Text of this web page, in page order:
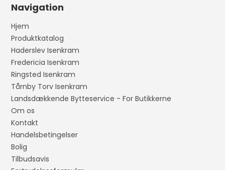
Navigation
Hjem
Produktkatalog
Haderslev Isenkram
Fredericia Isenkram
Ringsted Isenkram
Tårnby Torv Isenkram
Landsdækkende Bytteservice - For Butikkerne
Om os
Kontakt
Handelsbetingelser
Bolig
Tilbudsavis